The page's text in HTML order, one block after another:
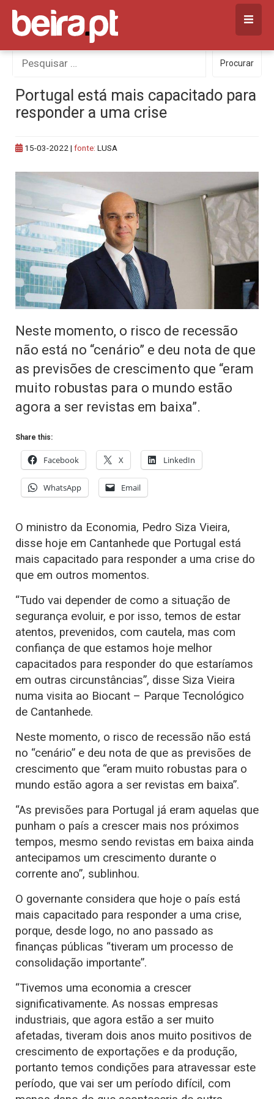
Skip
content
Procurar
por:
Procurar
Portugal está mais capacitado para
responder a uma crise
15-03-2022 | fonte: LUSA
Neste momento, o risco de recessão
não está no “cenário” e deu nota de que
as previsões de crescimento que “eram
muito robustas para o mundo estão
agora a ser revistas em baixa”.
Share this:
Facebook X LinkedIn
WhatsApp Email
O ministro da Economia, Pedro Siza Vieira,
disse hoje em Cantanhede que Portugal está
mais capacitado para responder a uma crise do
que em outros momentos.
“Tudo vai depender de como a situação de
segurança evoluir, e por isso, temos de estar
atentos, prevenidos, com cautela, mas com
confiança de que estamos hoje melhor
capacitados para responder do que estaríamos
em outras circunstâncias”, disse Siza Vieira
numa visita ao Biocant – Parque Tecnológico
de Cantanhede.
Neste momento, o risco de recessão não está
no “cenário” e deu nota de que as previsões de
crescimento que “eram muito robustas para o
mundo estão agora a ser revistas em baixa”.
“As previsões para Portugal já eram aquelas que
punham o país a crescer mais nos próximos
tempos, mesmo sendo revistas em baixa ainda
antecipamos um crescimento durante o
corrente ano”, sublinhou.
O governante considera que hoje o país está
mais capacitado para responder a uma crise,
porque, desde logo, no ano passado as
finanças públicas “tiveram um processo de
consolidação importante”.
“Tivemos uma economia a crescer
significativamente. As nossas empresas
industriais, que agora estão a ser muito
afetadas, tiveram dois anos muito positivos de
crescimento de exportações e da produção,
portanto temos condições para atravessar este
período, que vai ser um período difícil, com